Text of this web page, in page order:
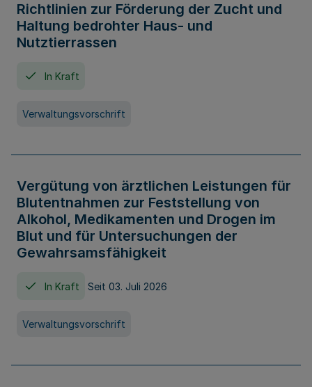
Richtlinien zur Förderung der Zucht und
Haltung bedrohter Haus- und
Nutztierrassen
In Kraft
Verwaltungsvorschrift
Vergütung von ärztlichen Leistungen für
Blutentnahmen zur Feststellung von
Alkohol, Medikamenten und Drogen im
Blut und für Untersuchungen der
Gewahrsamsfähigkeit
In Kraft Seit 03. Juli 2026
Verwaltungsvorschrift